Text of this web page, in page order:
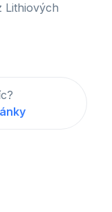
Lithiových